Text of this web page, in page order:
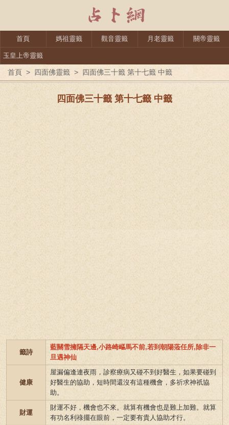
首頁 媽祖靈籤 觀音靈籤 月老靈籤 關帝靈籤
玉皇上帝靈籤
首頁 > 四面佛靈籤 > 四面佛三十籤 第十七籤 中籤
四面佛三十籤 第十七籤 中籤
籤詩
藍關雪擁隔天邊,小路崎嶇馬不前,若到朝陽蒞任所,除非一
旦遇神仙
健康
屋漏偏逢連夜雨，診察療病又碰不到好醫生，如果要碰到
好醫生的協助，短時間還沒有這種機會，多祈求神祇協
助。
財運
財運不好，機會也不來。就算有機會也是難上加難。就算
有功名利祿擺在眼前，一定要有貴人協助才行。